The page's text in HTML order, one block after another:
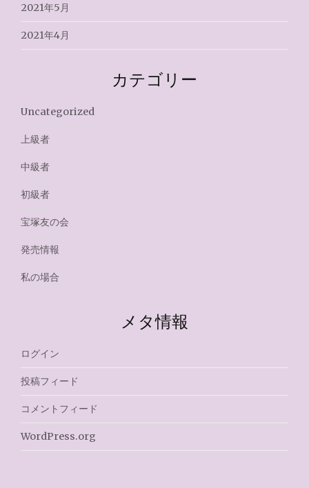
2021年5月
2021年4月
カテゴリー
Uncategorized
上級者
中級者
初級者
宝塚友の会
発売情報
私の場合
メタ情報
ログイン
投稿フィード
コメントフィード
WordPress.org